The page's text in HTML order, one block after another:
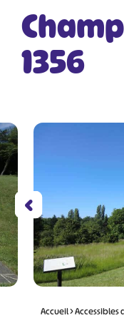
1356
Accueil>Accessibles